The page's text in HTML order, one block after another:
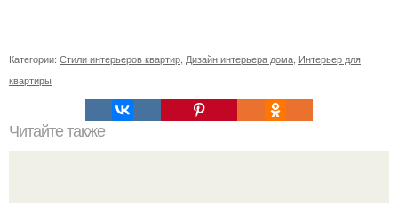
Категории: Стили интерьеров квартир Дизайн интерьера дома Интерьер для
квартиры
Читайте также